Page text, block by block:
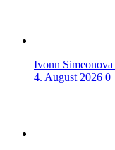
Ivonn
4. August 2026 0